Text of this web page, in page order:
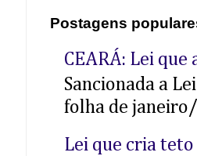
Postagens
CEARÁ: Lei
Sancionada a
folha de
Lei que cria